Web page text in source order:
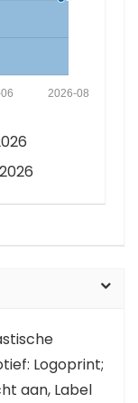
2026-08
Logoprint;
aan, Label